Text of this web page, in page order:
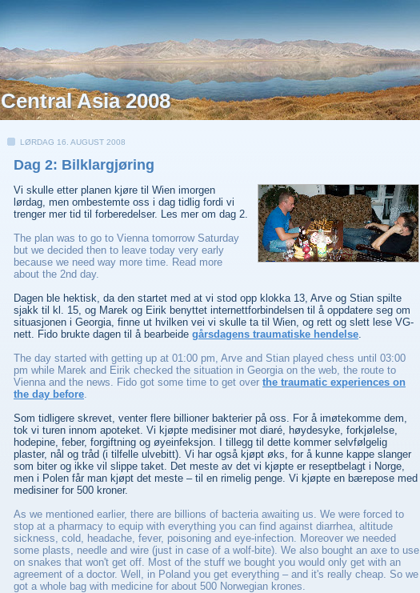
Central Asia 2008
LØRDAG 16. AUGUST 2008
Dag 2: Bilklargjøring
Vi skulle etter planen kjøre til Wien imorgen
lørdag, men ombestemte oss i dag tidlig fordi vi
trenger mer tid til forberedelser. Les mer om dag 2.
The plan was to go to Vienna tomorrow Saturday
but we decided then to leave today very early
because we need way more time. Read more
about the 2nd day.
Dagen ble hektisk, da den startet med at vi stod opp klokka 13, Arve og Stian spilte
sjakk til kl. 15, og Marek og Eirik benyttet internettforbindelsen til å oppdatere seg om
situasjonen i Georgia, finne ut hvilken vei vi skulle ta til Wien, og rett og slett lese VG-
nett. Fido brukte dagen til å bearbeide gårsdagens traumatiske hendelse.
The day started with getting up at 01:00 pm, Arve and Stian played chess until 03:00
pm while Marek and Eirik checked the situation in Georgia on the web, the route to
Vienna and the news. Fido got some time to get over the traumatic experiences on
the day before.
Som tidligere skrevet, venter flere billioner bakterier på oss. For å imøtekomme dem,
tok vi turen innom apoteket. Vi kjøpte medisiner mot diaré, høydesyke, forkjølelse,
hodepine, feber, forgiftning og øyeinfeksjon. I tillegg til dette kommer selvfølgelig
plaster, nål og tråd (i tilfelle ulvebitt). Vi har også kjøpt øks, for å kunne kappe slanger
som biter og ikke vil slippe taket. Det meste av det vi kjøpte er reseptbelagt i Norge,
men i Polen får man kjøpt det meste – til en rimelig penge. Vi kjøpte en bærepose med
medisiner for 500 kroner.
As we mentioned earlier, there are billions of bacteria awaiting us. We were forced to
stop at a pharmacy to equip with everything you can find against diarrhea, altitude
sickness, cold, headache, fever, poisoning and eye-infection. Moreover we needed
some plasts, needle and wire (just in case of a wolf-bite). We also bought an axe to use
on snakes that won't get off. Most of the stuff we bought you would only get with an
agreement of a doctor. Well, in Poland you get everything – and it's really cheap. So we
got a whole bag with medicine for about 500 Norwegian krones.